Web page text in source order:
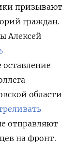
призывают
граждан.
Алексей
области
отправляют
на фронт.